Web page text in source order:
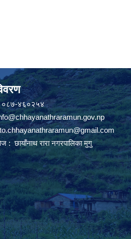
४६०२५४
: छायाँनाथ रारा नगरपालिका मुगु